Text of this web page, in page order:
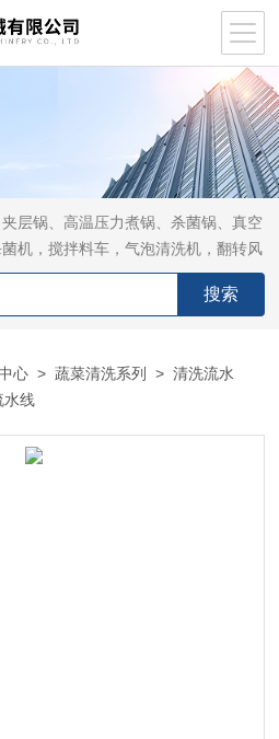
层锅、高温压力煮锅、杀菌锅、真空
机，搅拌料车，气泡清洗机，翻转风
心 >蔬菜清洗系列 >清洗流水
水线